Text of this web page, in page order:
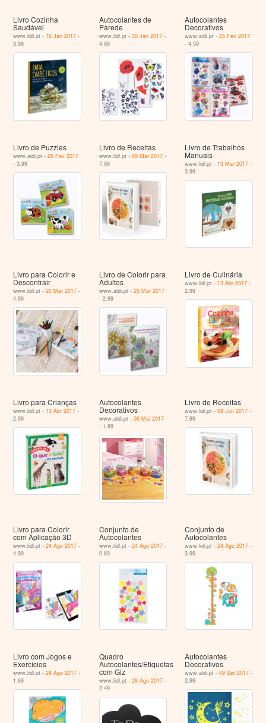
Livro Cozinha
Saudável
www.lidl.pt - 16 Jan 2017 -
3.99
Autocolantes de
Parede
www.lidl.pt - 30 Jan 2017-
4.99
Autocolantes
Decorativos
www.aldi.pt -25 Fev 2017
- 4.59
Livro de Puzzles
www.aldi.pt -25 Fev 2017
- 3.99
Livro de Receitas
www.lidl.pt - 09 Mar 2017-
7.99
Livro de Trabalhos
Manuais
www.lidl.pt - 13 Mar 2017 -
3.99
Livro para Colorir e
Descontrair
www.lidl.pt -20 Mar 2017 -
4.99
Livro de Colorir para
Adultos
www.aldi.pt - 25 Mar 2017
- 2.99
Livro de Culinária
www.lidl.pt - 13 Abr 2017 -
2.99
Livro para Crianças
www.lidl.pt - 13 Abr 2017 -
2.99
Autocolantes
Decorativos
www.aldi.pt - 06 Mai 2017
- 1.89
Livro de Receitas
www.lidl.pt -08 Jun 2017 -
7.99
Livro para Colorir
com Aplicação 3D
www.lidl.pt -24 Ago 2017 -
4.99
Conjunto de
Autocolantes
www.lidl.pt - 24 Ago 2017-
0.69
Conjunto de
Autocolantes
www.lidl.pt -24 Ago 2017 -
3.99
Livro com Jogos e
Exercícios
www.lidl.pt -24 Ago 2017 -
1.69
Quadro
Autocolantes/Etiquetas
com Giz
www.lidl.pt - 28 Ago 2017-
2.49
Autocolantes
Decorativos
www.aldi.pt -09 Set 2017 -
2.99